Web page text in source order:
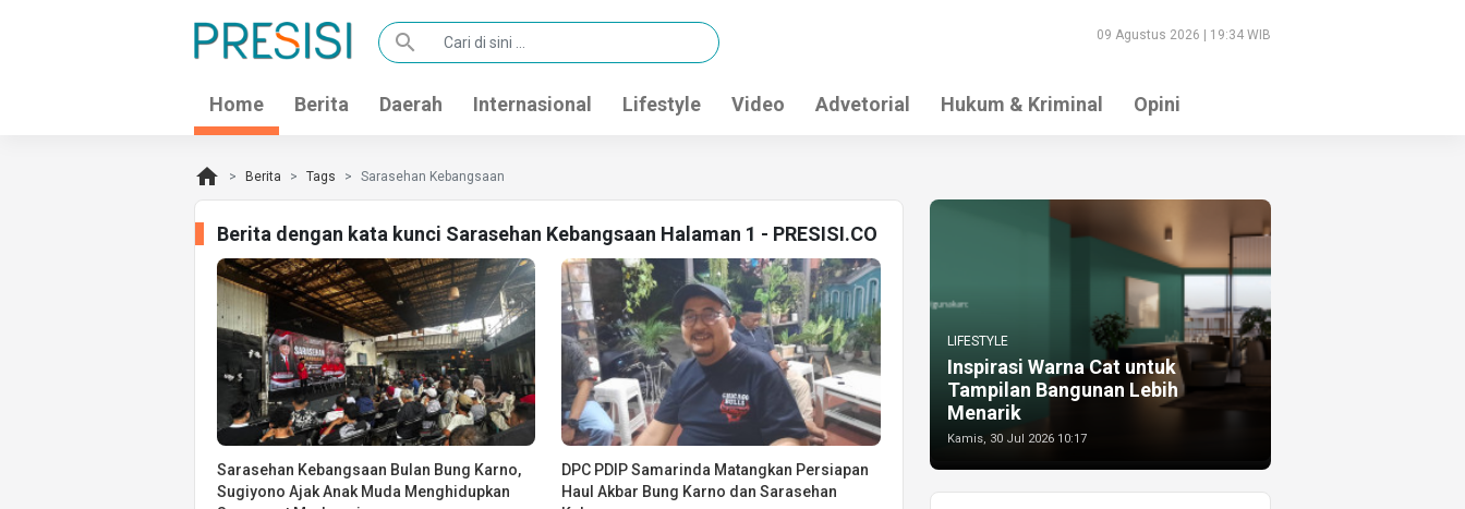
search 09 Agustus 2026 | 19:34 WIB
Home Berita Daerah Internasional Lifestyle Video Advetorial Hukum & Kriminal Opini
home Berita Tags Sarasehan Kebangsaan
Berita dengan kata kunci Sarasehan Kebangsaan Halaman 1 - PRESISI.CO
Sarasehan Kebangsaan Bulan Bung Karno,
Sugiyono Ajak Anak Muda Menghidupkan
DPC PDIP Samarinda Matangkan Persiapan
Haul Akbar Bung Karno dan Sarasehan
LIFESTYLE
Inspirasi Warna Cat untuk
Tampilan Bangunan Lebih
Menarik
Kamis, 30 Jul 2026 10:17